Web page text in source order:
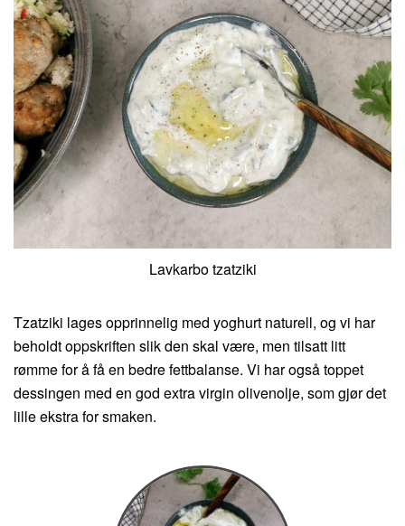
Lavkarbo tzatziki
Tzatziki lages opprinnelig med yoghurt naturell, og vi har
beholdt oppskriften slik den skal være, men tilsatt litt
rømme for å få en bedre fettbalanse. Vi har også toppet
dessingen med en god extra virgin olivenolje, som gjør det
lille ekstra for smaken.